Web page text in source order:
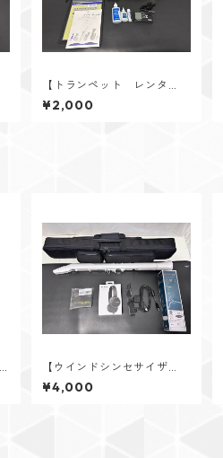
【トランペット レンタ
ル】YAMAHA（ヤマハ） Y
TR-2320E
¥2,000
【ウインドシンセサイザ
ー レンタル】AKAI profes
sional（アカイプロフェッシ
¥4,000